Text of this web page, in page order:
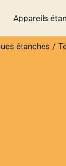
Appareils
étanches